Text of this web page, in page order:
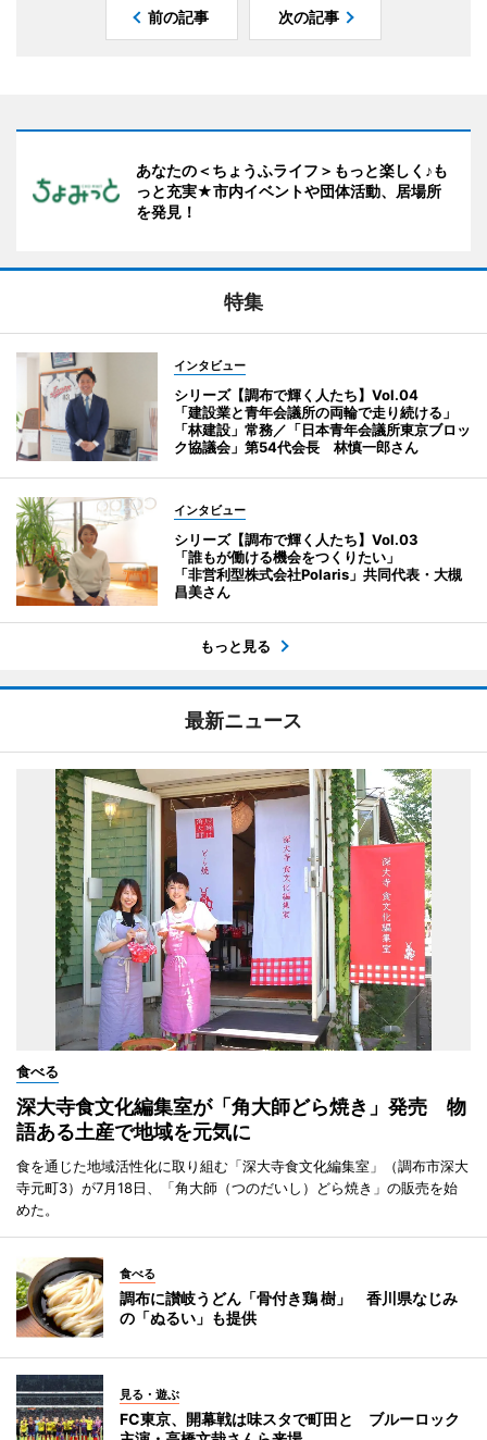
前の記事 次の記事
あなたの＜ちょうふライフ＞もっと楽しく♪も
っと充実★市内イベントや団体活動、居場所
を発見！
特集
インタビュー
シリーズ【調布で輝く人たち】Vol.04
「建設業と青年会議所の両輪で走り続ける」
「林建設」常務／「日本青年会議所東京ブロッ
ク協議会」第54代会長 林慎一郎さん
インタビュー
シリーズ【調布で輝く人たち】Vol.03
「誰もが働ける機会をつくりたい」
「非営利型株式会社Polaris」共同代表・大槻
昌美さん
もっと見る
最新ニュース
食べる
深大寺食文化編集室が「角大師どら焼き」発売 物
語ある土産で地域を元気に
食を通じた地域活性化に取り組む「深大寺食文化編集室」（調布市深大
寺元町3）が7月18日、「角大師（つのだいし）どら焼き」の販売を始
めた。
食べる
調布に讃岐うどん「骨付き鶏 樹」 香川県なじみ
の「ぬるい」も提供
見る・遊ぶ
FC東京、開幕戦は味スタで町田と ブルーロック